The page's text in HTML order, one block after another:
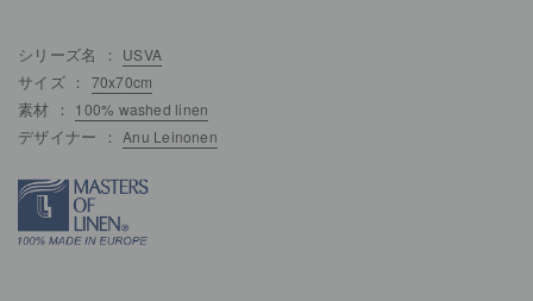
シリーズ名 ： USVA
サイズ ： 70x70cm
素材 ： 100% washed linen
デザイナー ：Anu Leinonen